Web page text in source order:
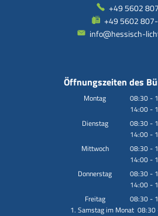
+49 5602
+49 5602
info@hessisch-
Öffnungszeiten des
Montag 08:30-
14:00-
Dienstag 08:30-
14:00-
Mittwoch 08:30-
14:00-
Donnerstag 08:30-
14:00-
Freitag 08:30-
1. Samstag im Monat